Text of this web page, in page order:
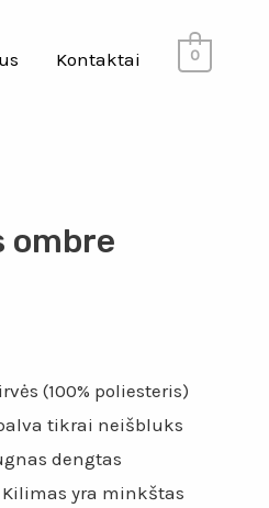
Kontaktai 0
ombre
(100% poliesteris)
tikrai neišbluks
dengtas
yra minkštas